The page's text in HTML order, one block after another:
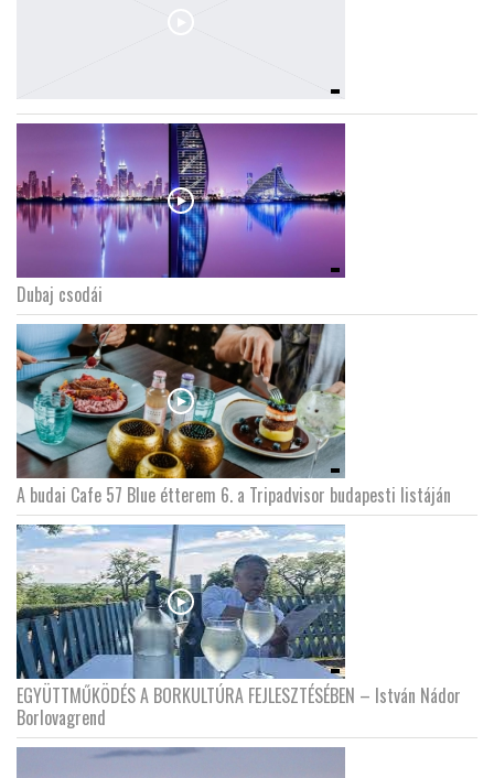
Dubaj csodái
A budai Cafe 57 Blue étterem 6. a Tripadvisor budapesti listáján
EGYÜTTMŰKÖDÉS A BORKULTÚRA FEJLESZTÉSÉBEN – István Nádor
Borlovagrend